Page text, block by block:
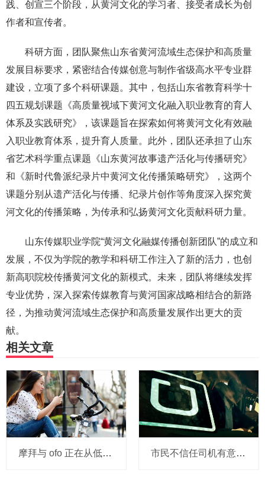
践、创宣三个阶段，从黄河文化的学习者、接受者成长为创
作者和宣传者。
科研方面，团队聚焦山东省黄河流域生态保护和高质量
发展目标要求，紧密结合传媒创意与制作省级高水平专业群
建设，立项了多个科研课题。其中，包括山东省教育科学十
四五规划课题《高质量视域下黄河文化融入职业教育的育人
体系及实践研究》，该课题旨在探索如何将黄河文化有效融
入职业教育体系，提升育人质量。此外，团队还承担了山东
省艺术科学重点课题《山东黄河故事遗产活化与传播研究》
和《新时代鲁派纪录片中黄河文化传播策略研究》，这两个
课题分别从遗产活化与传播、纪录片创作等角度深入探究黄
河文化的传播策略，为传承和弘扬黄河文化贡献科研力量。
山东传媒职业学院“黄河文化融媒传播创新团队”的成立和
发展，不仅为学院的教学和科研工作注入了新的活力，也创
新高职院校传播黄河文化的新模式。未来，团队将继续发挥
专业优势，深入探索传媒教育与黄河国家战略相结合的新路
径，为推动黄河流域生态保护和高质量发展作出更大的贡
献。
相关文章
摩拜与 ofo 正在从低端出发颠覆滴滴？三家的机会与风险 市民不信任司机有意见，Uber的匹兹堡自动驾驶路试难度不小，路况也来捣乱